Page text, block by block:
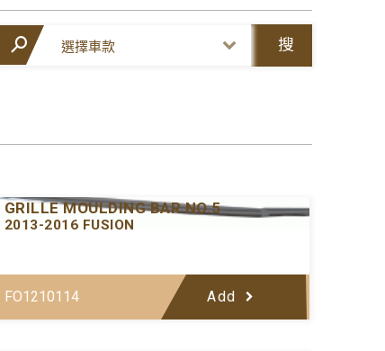
搜
GRILLE MOULDING BAR NO.5
2013-2016 FUSION
FO1210114 Add